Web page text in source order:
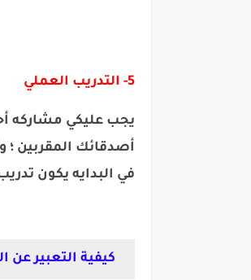
5- التدريب العملي
يجب عليكي مشاركه
أصدقائك المقربين
في البدايه يكون
كيفية التعبير عن